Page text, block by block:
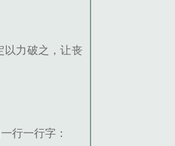
以力破之，让丧
行一行字：